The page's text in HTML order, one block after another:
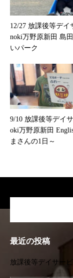
12/27 放課後等デイ
noki万野原新田 島
いパーク
9/10 放課後等デイ
oki万野原新田
まさんの1日～
最近の投稿
放課後等デイサー